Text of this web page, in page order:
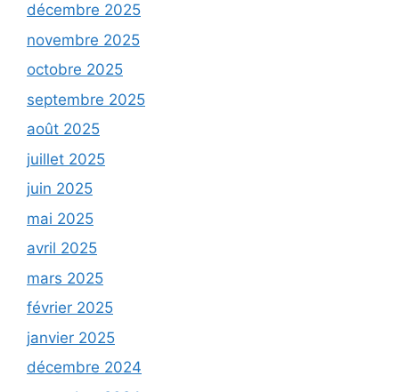
décembre 2025
novembre 2025
octobre 2025
septembre 2025
août 2025
juillet 2025
juin 2025
mai 2025
avril 2025
mars 2025
février 2025
janvier 2025
décembre 2024